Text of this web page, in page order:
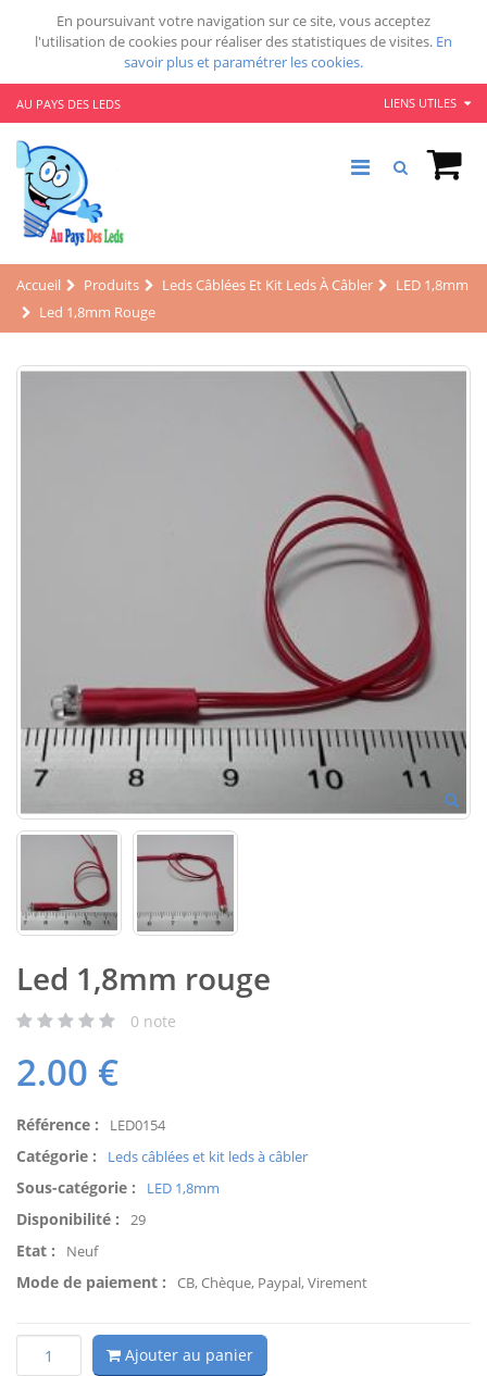
En poursuivant votre navigation sur ce site, vous acceptez
l'utilisation de cookies pour réaliser des statistiques de visites. En
savoir plus et paramétrer les cookies.
AU PAYS DES LEDS LIENS UTILES
Accueil Produits Leds Câblées Et Kit Leds À Câbler
LED 1,8mm
Led 1,8mm Rouge
Led 1,8mm rouge
0 note
2.00 €
Référence : LED0154
Catégorie : Leds câblées et kit leds à câbler
Sous-catégorie : LED 1,8mm
Disponibilité : 29
Etat : Neuf
Mode de paiement : CB, Chèque, Paypal, Virement
Ajouter au panier